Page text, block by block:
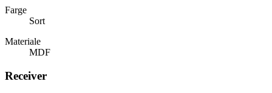
Farge
Sort
Materiale
MDF
Receiver